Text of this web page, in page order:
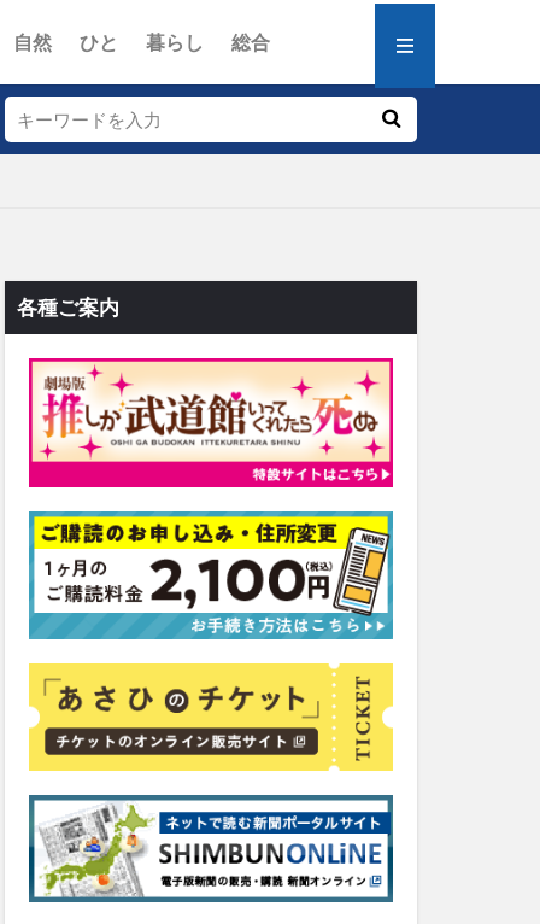
自然 ひと 暮らし 総合
各種ご案内